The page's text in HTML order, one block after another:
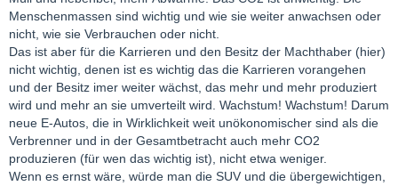
Menschenmassen sind wichtig und wie sie weiter anwachsen oder
nicht, wie sie Verbrauchen oder nicht.
Das ist aber für die Karrieren und den Besitz der Machthaber (hier)
nicht wichtig, denen ist es wichtig das die Karrieren vorangehen
und der Besitz imer weiter wächst, das mehr und mehr produziert
wird und mehr an sie umverteilt wird. Wachstum! Wachstum! Darum
neue E-Autos, die in Wirklichkeit weit unökonomischer sind als die
Verbrenner und in der Gesamtbetracht auch mehr CO2
produzieren (für wen das wichtig ist), nicht etwa weniger.
Wenn es ernst wäre, würde man die SUV und die übergewichtigen,